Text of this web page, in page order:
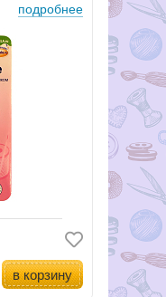
подробнее
в корзину